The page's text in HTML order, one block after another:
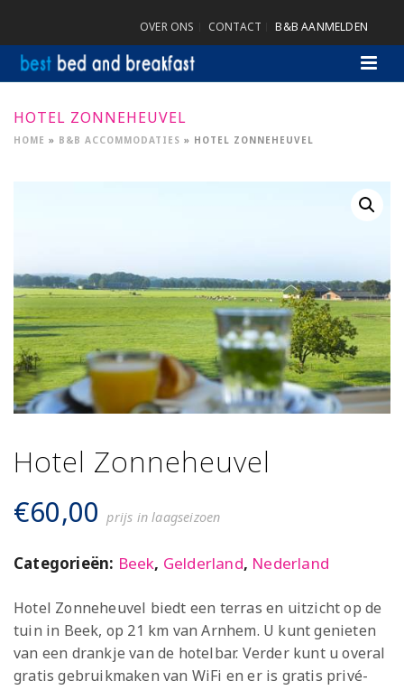
OVER ONS CONTACT B&B AANMELDEN
HOTEL ZONNEHEUVEL
HOME » B&B ACCOMMODATIES » HOTEL ZONNEHEUVEL
Hotel Zonneheuvel
€60,00 prijs in laagseizoen
Categorieën: Beek, Gelderland, Nederland
Hotel Zonneheuvel biedt een terras en uitzicht op de
tuin in Beek, op 21 km van Arnhem. U kunt genieten
van een drankje van de hotelbar. Verder kunt u overal
gratis gebruikmaken van WiFi en er is gratis privé-